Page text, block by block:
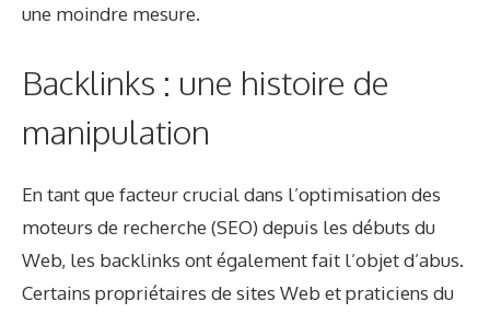
une moindre mesure.
Backlinks : une histoire de
manipulation
En tant que facteur crucial dans l’optimisation des
moteurs de recherche (SEO) depuis les débuts du
Web, les backlinks ont également fait l’objet d’abus.
Certains propriétaires de sites Web et praticiens du